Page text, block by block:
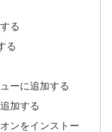
る
る
ーに追加する
加する
ンをインストー